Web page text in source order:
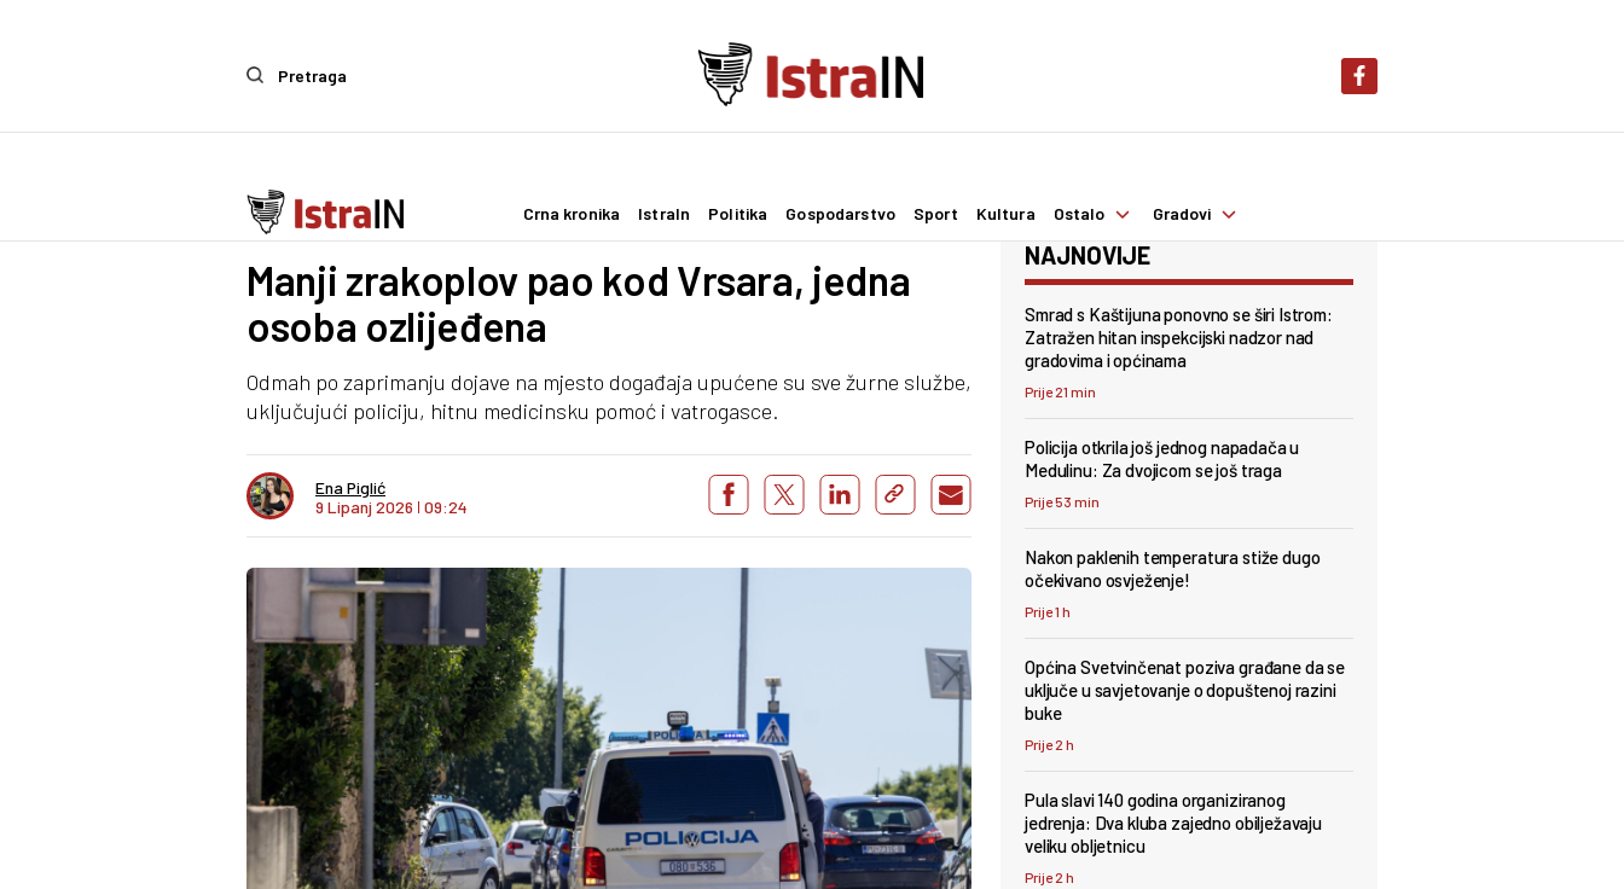
Pretraga
Crna kronika IstraIn Politika Gospodarstvo Sport Kultura Ostalo Gradovi
Crna kronika
Manji zrakoplov pao kod Vrsara, jedna
osoba ozlijeđena
Odmah po zaprimanju dojave na mjesto događaja upućene su sve žurne službe,
uključujući policiju, hitnu medicinsku pomoć i vatrogasce.
Ena Piglić
9 Lipanj 2026 I 09:24
NAJNOVIJE
Smrad s Kaštijuna ponovno se širi Istrom:
Zatražen hitan inspekcijski nadzor nad
gradovima i općinama
Prije 21 min
Policija otkrila još jednog napadača u
Medulinu: Za dvojicom se još traga
Prije 53 min
Nakon paklenih temperatura stiže dugo
očekivano osvježenje!
Prije 1 h
Općina Svetvinčenat poziva građane da se
uključe u savjetovanje o dopuštenoj razini
buke
Prije 2 h
Pula slavi 140 godina organiziranog
jedrenja: Dva kluba zajedno obilježavaju
veliku obljetnicu
Prije 2 h